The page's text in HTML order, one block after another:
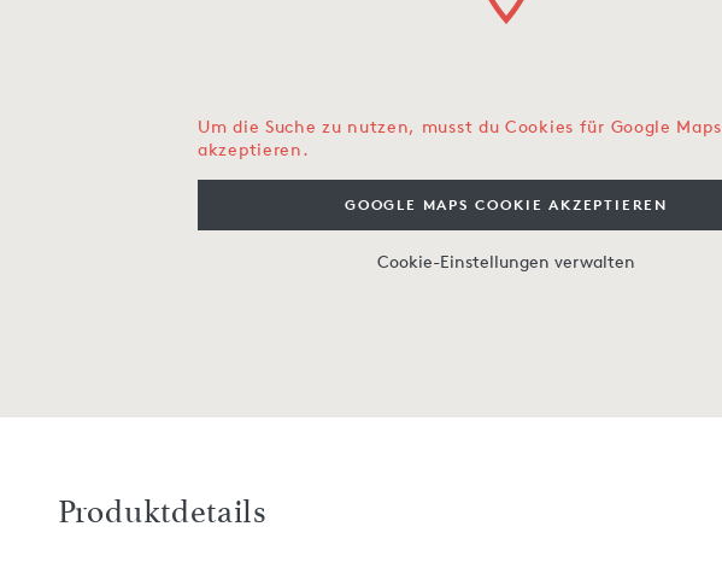
Um die Suche zu nutzen, musst du Cookies für Google Maps
akzeptieren.
GOOGLE MAPS COOKIE AKZEPTIEREN
Cookie-Einstellungen verwalten
Produktdetails